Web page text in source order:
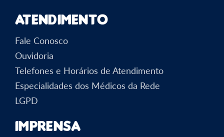
Atendimento
Fale Conosco
Ouvidoria
Telefones e Horários de Atendimento
Especialidades dos Médicos da Rede
LGPD
Imprensa